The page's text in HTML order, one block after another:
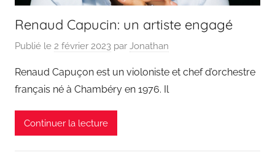
Renaud Capucin: un artiste engagé
Publié le 2 février 2023 par Jonathan
Renaud Capuçon est un violoniste et chef d’orchestre
français né à Chambéry en 1976. Il
Continuer la lecture